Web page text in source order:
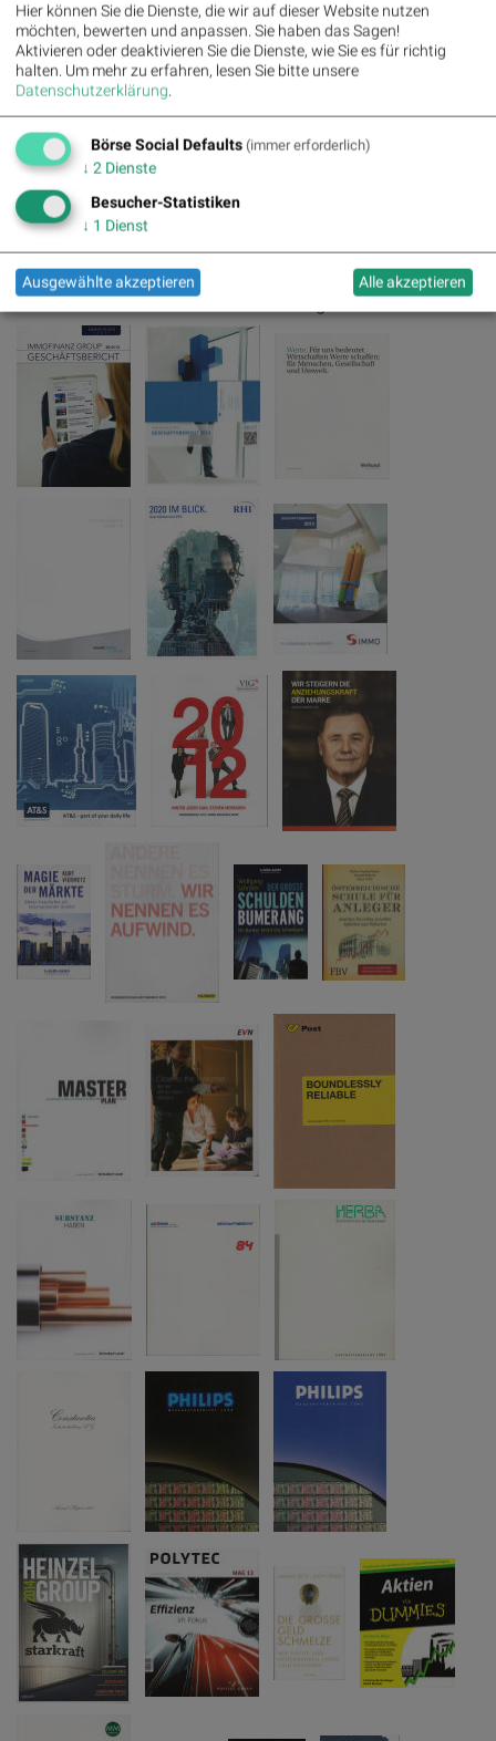
Sample page 12 for "Immofinanz Konzernbilanz"
Weitere Bücher auf dem BSN Buchregal
Hier können Sie die Dienste, die wir auf dieser Website nutzen
möchten, bewerten und anpassen. Sie haben das Sagen!
Aktivieren oder deaktivieren Sie die Dienste, wie Sie es für richtig
halten. Um mehr zu erfahren, lesen Sie bitte unsere
Datenschutzerklärung.
Börse Social Defaults (immer erforderlich)
↓ 2 Dienste
Besucher-Statistiken
↓ 1 Dienst
Ausgewählte akzeptieren Alle akzeptieren